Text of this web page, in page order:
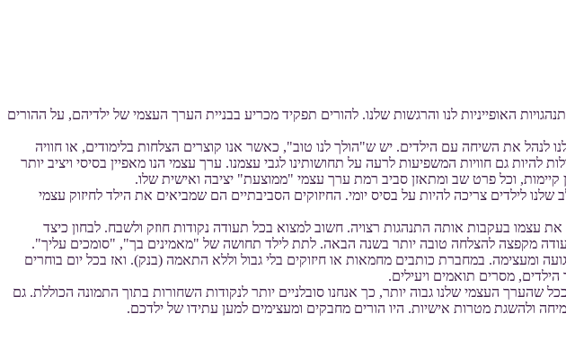
האופייניות לנו והרגשות שלנו. להורים תפקיד מכריע בבניית הערך העצמי של ילדיהם, על ההורים
את השיחה עם הילדים. יש ש"הולך לנו טוב", כאשר אנו קוצרים הצלחות בלימודים, או חוויה
גם חוויות המשפיעות לרעה על תחושותינו לגבי עצמנו. ערך עצמי הנו מאפיין בסיסי ויציב יותר
וכל פרט שב ומתאזן סביב רמת ערך עצמי "ממוצעת" יציבה ואישית שלו.
לילדים צריכה להיות על בסיס יומי. החיזוקים הסביבתיים הם שמביאים את הילד לחיזוק עצמי
שבאה בעקבותיו (מאיירס, 2012). במשך הזמן הילד לומד לחזק את עצמו בעקבות אותה התנהגות רצויה. חשוב למצוא בכל תעודה נקודות חוזק ולשבח. לבחון כיצד
מקפצה להצלחה טובה יותר בשנה הבאה. לתת לילד תחושה של "מאמינים בך", "סומכים עליך".
ומעצימה. במחברת כותבים מחמאות או חיזוקים בלי גבול וללא התאמה (בנק). ואז בכל יום בוחרים
מסרים תואמים ויעילים.
שהערך העצמי שלנו גבוה יותר, כך אנחנו סובלניים יותר לנקודות השחורות בתוך התמונה הכוללת. גם
ולהשגת מטרות אישיות. היו הורים מחבקים ומעצימים למען עתידו של ילדכם.